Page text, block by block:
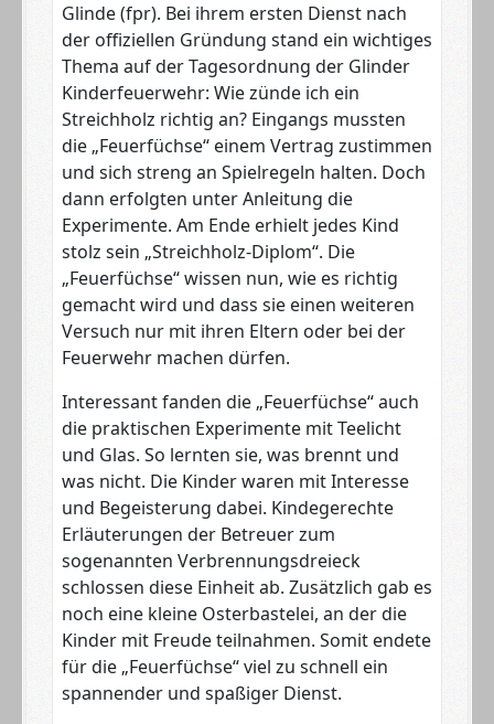
Glinde (fpr). Bei ihrem ersten Dienst nach
der offiziellen Gründung stand ein wichtiges
Thema auf der Tagesordnung der Glinder
Kinderfeuerwehr: Wie zünde ich ein
Streichholz richtig an? Eingangs mussten
die „Feuerfüchse“ einem Vertrag zustimmen
und sich streng an Spielregeln halten. Doch
dann erfolgten unter Anleitung die
Experimente. Am Ende erhielt jedes Kind
stolz sein „Streichholz-Diplom“. Die
„Feuerfüchse“ wissen nun, wie es richtig
gemacht wird und dass sie einen weiteren
Versuch nur mit ihren Eltern oder bei der
Feuerwehr machen dürfen.
Interessant fanden die „Feuerfüchse“ auch
die praktischen Experimente mit Teelicht
und Glas. So lernten sie, was brennt und
was nicht. Die Kinder waren mit Interesse
und Begeisterung dabei. Kindegerechte
Erläuterungen der Betreuer zum
sogenannten Verbrennungsdreieck
schlossen diese Einheit ab. Zusätzlich gab es
noch eine kleine Osterbastelei, an der die
Kinder mit Freude teilnahmen. Somit endete
für die „Feuerfüchse“ viel zu schnell ein
spannender und spaßiger Dienst.